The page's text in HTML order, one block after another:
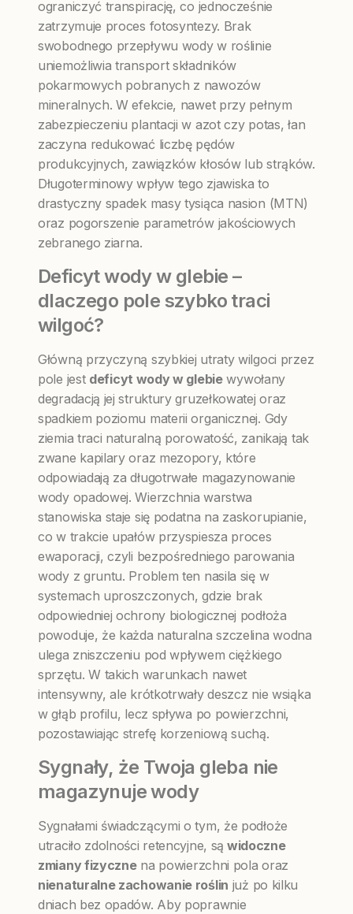
ograniczyć transpirację, co jednocześnie
zatrzymuje proces fotosyntezy. Brak
swobodnego przepływu wody w roślinie
uniemożliwia transport składników
pokarmowych pobranych z nawozów
mineralnych. W efekcie, nawet przy pełnym
zabezpieczeniu plantacji w azot czy potas, łan
zaczyna redukować liczbę pędów
produkcyjnych, zawiązków kłosów lub strąków.
Długoterminowy wpływ tego zjawiska to
drastyczny spadek masy tysiąca nasion (MTN)
oraz pogorszenie parametrów jakościowych
zebranego ziarna.
Deficyt wody w glebie –
dlaczego pole szybko traci
wilgoć?
Główną przyczyną szybkiej utraty wilgoci przez
pole jest deficyt wody w glebiewywołany
degradacją jej struktury gruzełkowatej oraz
spadkiem poziomu materii organicznej. Gdy
ziemia traci naturalną porowatość, zanikają tak
zwane kapilary oraz mezopory, które
odpowiadają za długotrwałe magazynowanie
wody opadowej. Wierzchnia warstwa
stanowiska staje się podatna na zaskorupianie,
co w trakcie upałów przyspiesza proces
ewaporacji, czyli bezpośredniego parowania
wody z gruntu. Problem ten nasila się w
systemach uproszczonych, gdzie brak
odpowiedniej ochrony biologicznej podłoża
powoduje, że każda naturalna szczelina wodna
ulega zniszczeniu pod wpływem ciężkiego
sprzętu. W takich warunkach nawet
intensywny, ale krótkotrwały deszcz nie wsiąka
w głąb profilu, lecz spływa po powierzchni,
pozostawiając strefę korzeniową suchą.
Sygnały, że Twoja gleba nie
magazynuje wody
Sygnałami świadczącymi o tym, że podłoże
utraciło zdolności retencyjne, są widoczne
zmiany fizycznena powierzchni pola oraz
nienaturalne zachowanie roślin już po kilku
dniach bez opadów. Aby poprawnie